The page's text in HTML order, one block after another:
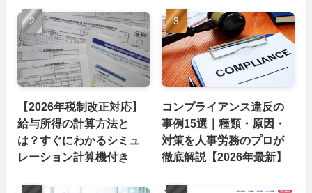
【2026年税制改正対応】
給与所得の計算方法と
は？すぐにわかるシミュ
レーション計算機付き
コンプライアンス違反の
事例15選｜種類・原因・
対策を人事労務のプロが
徹底解説【2026年最新】